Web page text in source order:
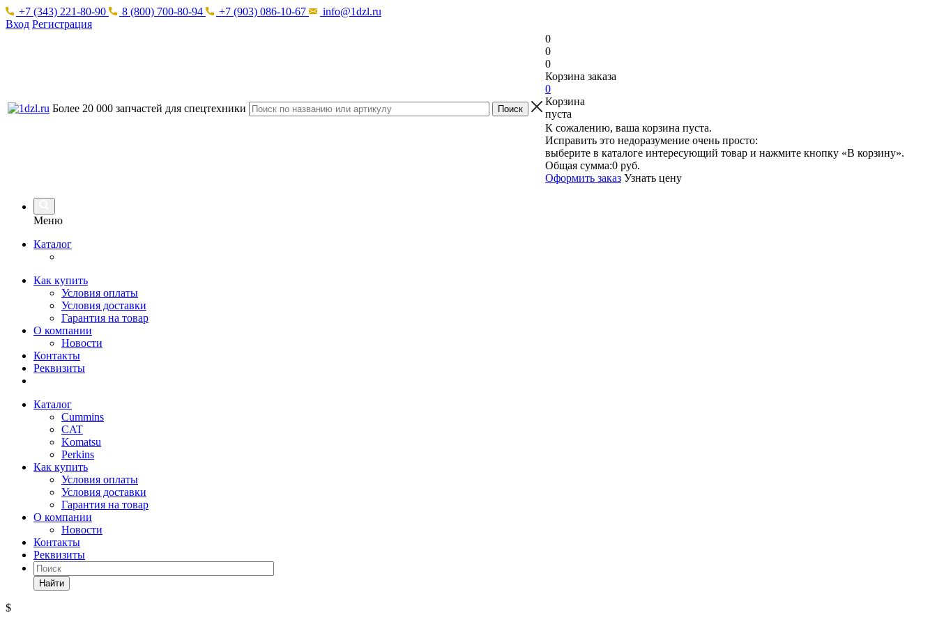
+7 (343) 221-80-90 8 (800) 700-80-94 +7 (903) 086-10-67
info@1dzl.ru
Вход Регистрация
Более 20 000 запчастей для спецтехники
0
0
0
Корзина заказа
0
Корзина
пуста
К сожалению, ваша корзина пуста.
Исправить это недоразумение очень просто:
выберите в каталоге интересующий товар и нажмите кнопку «В корзину».
Общая сумма:0 руб.
Оформить заказ Узнать цену
Меню
Каталог
Как купить
Условия оплаты
Условия доставки
Гарантия на товар
О компании
Новости
Контакты
Реквизиты
Каталог
Cummins
CAT
Komatsu
Perkins
Как купить
Условия оплаты
Условия доставки
Гарантия на товар
О компании
Новости
Контакты
Реквизиты
Найти
$